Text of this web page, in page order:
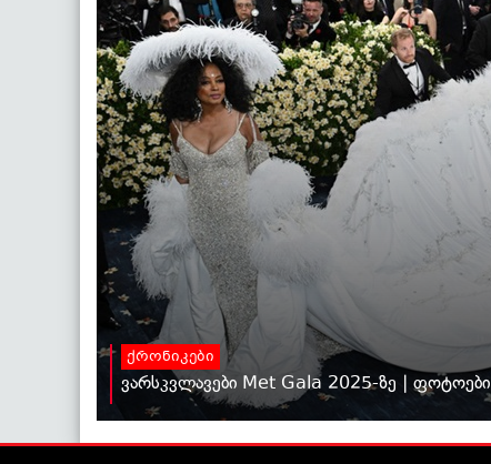
ქრონიკები
ვარსკვლავები Met Gala 2025-ზე | ფოტოები